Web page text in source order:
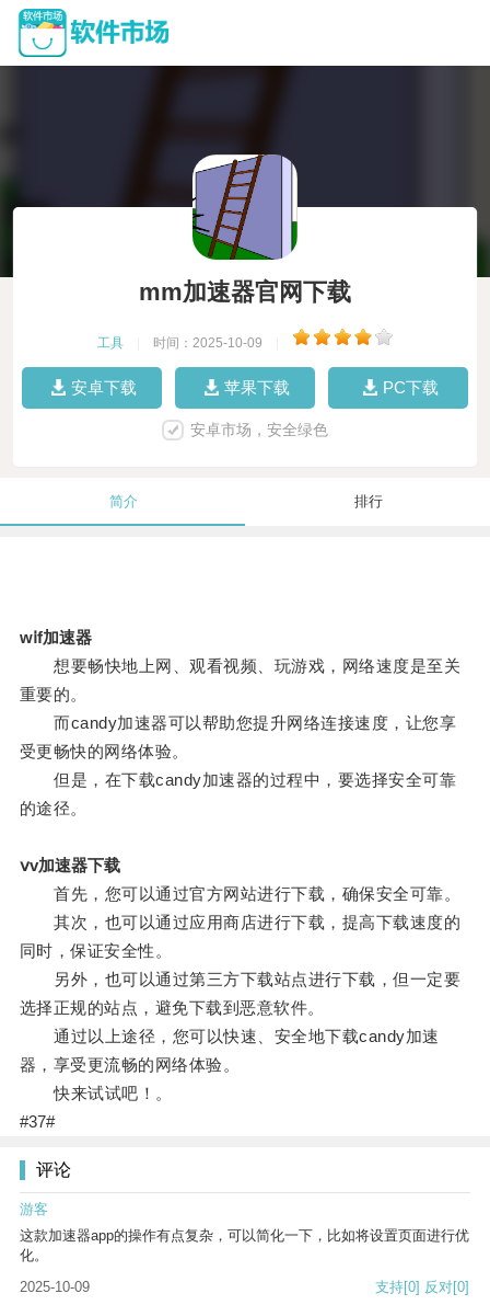
mm加速器官网下载
工具 时间：2025-10-09
安卓下载 苹果下载 PC下载
安卓市场，安全绿色
简介 排行
wⅰf加速器
想要畅快地上网、观看视频、玩游戏，网络速度是至关
重要的。
而candy加速器可以帮助您提升网络连接速度，让您享
受更畅快的网络体验。
但是，在下载candy加速器的过程中，要选择安全可靠
的途径。
ⅴv加速器下载
首先，您可以通过官方网站进行下载，确保安全可靠。
其次，也可以通过应用商店进行下载，提高下载速度的
同时，保证安全性。
另外，也可以通过第三方下载站点进行下载，但一定要
选择正规的站点，避免下载到恶意软件。
通过以上途径，您可以快速、安全地下载candy加速
器，享受更流畅的网络体验。
快来试试吧！。
#37#
评论
游客
这款加速器app的操作有点复杂，可以简化一下，比如将设置页面进行优
化。
2025-10-09
支持[0] 反对[0]